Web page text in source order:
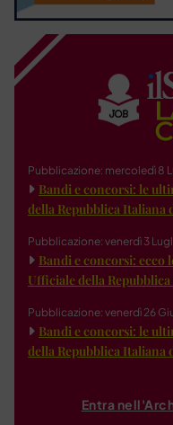
Pubblicazione: mercoledì 8
Bandi e concorsi: le
della Repubblica Italiana
Pubblicazione: venerdì 3
Bandi e concorsi: ecco
Ufficiale della
Pubblicazione: venerdì 26
Bandi e concorsi: le
della Repubblica Italiana
Entra